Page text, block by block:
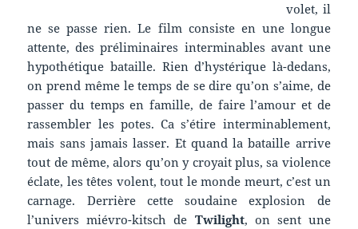
volet, il
ne se passe rien. Le film consiste en une longue
attente, des préliminaires interminables avant une
hypothétique bataille. Rien d’hystérique là-dedans,
on prend même le temps de se dire qu’on s’aime, de
passer du temps en famille, de faire l’amour et de
rassembler les potes. Ca s’étire interminablement,
mais sans jamais lasser. Et quand la bataille arrive
tout de même, alors qu’on y croyait plus, sa violence
éclate, les têtes volent, tout le monde meurt, c’est un
carnage. Derrière cette soudaine explosion de
l’univers miévro-kitsch de Twilight, on sent une